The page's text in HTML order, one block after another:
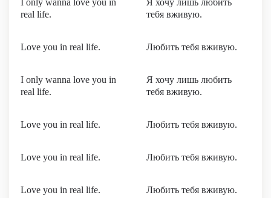
I only wanna love you in
real life.
Я хочу лишь любить
тебя вживую.
Love you in real life. Любить тебя вживую.
I only wanna love you in
real life.
Я хочу лишь любить
тебя вживую.
Love you in real life. Любить тебя вживую.
Love you in real life. Любить тебя вживую.
Love you in real life. Любить тебя вживую.